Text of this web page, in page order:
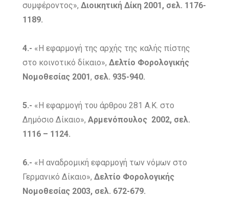
συμφέροντος»,Διοικητική Δίκη 2001, σελ. 1176-
1189.
4.- «Η εφαρμογή της αρχής της καλής πίστης
στο κοινοτικό δίκαιο»,Δελτίο Φορολογικής
Νομοθεσίας 2001, σελ. 935-940.
5.- «Η εφαρμογή του άρθρου 281 Α.Κ. στο
Δημόσιο Δίκαιο»,Αρμενόπουλος 2002, σελ.
1116 – 1124.
6.- «Η αναδρομική εφαρμογή των νόμων στο
Γερμανικό Δίκαιο»,Δελτίο Φορολογικής
Νομοθεσίας 2003, σελ. 672-679.